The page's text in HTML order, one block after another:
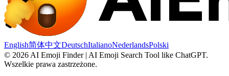
English简体中文DeutschItalianoNederlandsPolski
© 2026 AI Emoji Finder | AI Emoji Search Tool like ChatGPT.
Wszelkie prawa zastrzeżone.